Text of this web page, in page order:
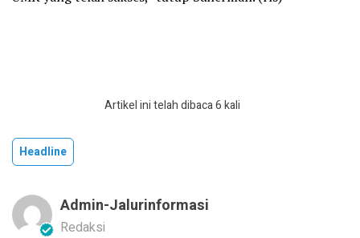
Artikel ini telah dibaca 6 kali
Headline
Admin-Jalurinformasi
Redaksi